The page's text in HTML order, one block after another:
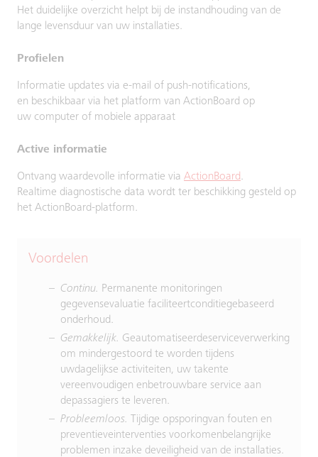
Het duidelijke overzicht helpt bij de instandhouding van de
lange levensduur van uw installaties.
Profielen
Informatie updates via e-mail of push-notifications,
en beschikbaar via het platform van ActionBoard op
uw computer of mobiele apparaat
Active informatie
Ontvang waardevolle informatie via ActionBoard.
Realtime diagnostische data wordt ter beschikking gesteld op
het ActionBoard-platform.
Voordelen
Continu. Permanente monitoringen
gegevensevaluatie faciliteertconditiegebaseerd
onderhoud.
Gemakkelijk. Geautomatiseerdeserviceverwerking
om mindergestoord te worden tijdens
uwdagelijkse activiteiten, uw takente
vereenvoudigen enbetrouwbare service aan
depassagiers te leveren.
Probleemloos.
Tijdige opsporingvan fouten en
preventieveinterventies voorkomenbelangrijke
problemen inzake deveiligheid van de installaties.